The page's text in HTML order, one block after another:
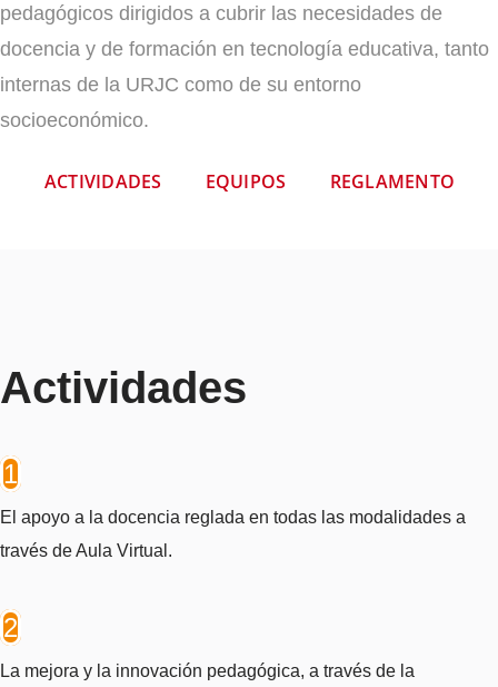
pedagógicos dirigidos a cubrir las necesidades de
docencia y de formación en tecnología educativa, tanto
internas de la URJC como de su entorno
socioeconómico.
ACTIVIDADES EQUIPOS REGLAMENTO
Actividades
1
El apoyo a la docencia reglada en todas las modalidades a
través de Aula Virtual.
2
La mejora y la innovación pedagógica, a través de la